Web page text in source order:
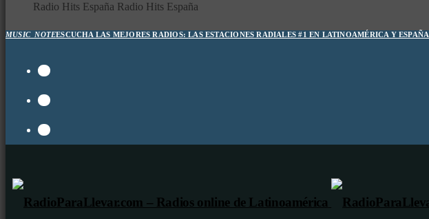
Radio Hits España Radio Hits España
MUSIC_NOTEESCUCHA LAS MEJORES RADIOS:LAS ESTACIONES RADIALES #1 EN LATINOAMÉRICA Y ESPAÑA